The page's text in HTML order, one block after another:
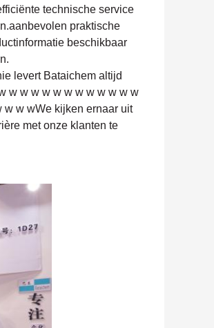
technische service
praktische
beschikbaar
levert Bataichem altijd
w w w w w w w w w w w w
w w wWe kijken ernaar uit
met onze klanten te